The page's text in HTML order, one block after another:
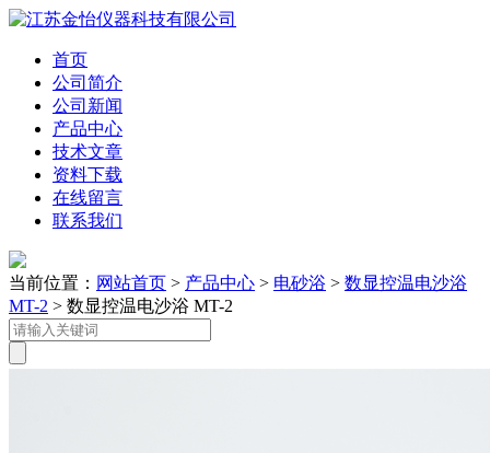
首页
公司简介
公司新闻
产品中心
技术文章
资料下载
在线留言
联系我们
当前位置： 网站首页 > 产品中心 > 电砂浴 > 数显控温电沙浴
MT-2 > 数显控温电沙浴 MT-2